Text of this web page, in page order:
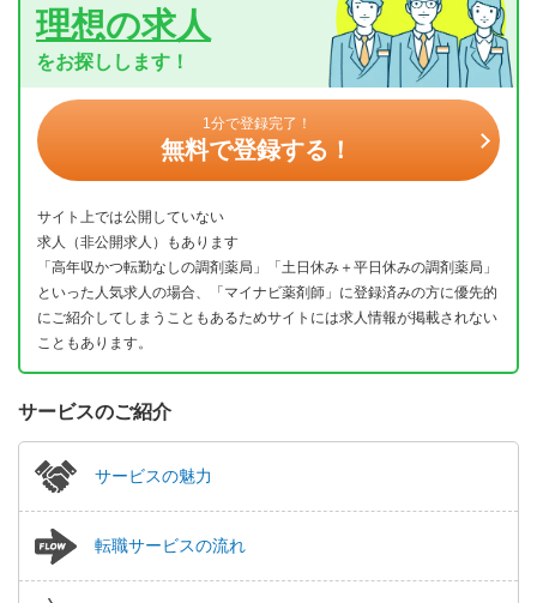
理想の求人
をお探しします！
1分で登録完了！
無料で登録する！
サイト上では公開していない
求人（非公開求人）もあります
「高年収かつ転勤なしの調剤薬局」「土日休み＋平日休みの調剤薬局」
といった人気求人の場合、「マイナビ薬剤師」に登録済みの方に優先的
にご紹介してしまうこともあるためサイトには求人情報が掲載されない
こともあります。
サービスのご紹介
サービスの魅力
転職サービスの流れ